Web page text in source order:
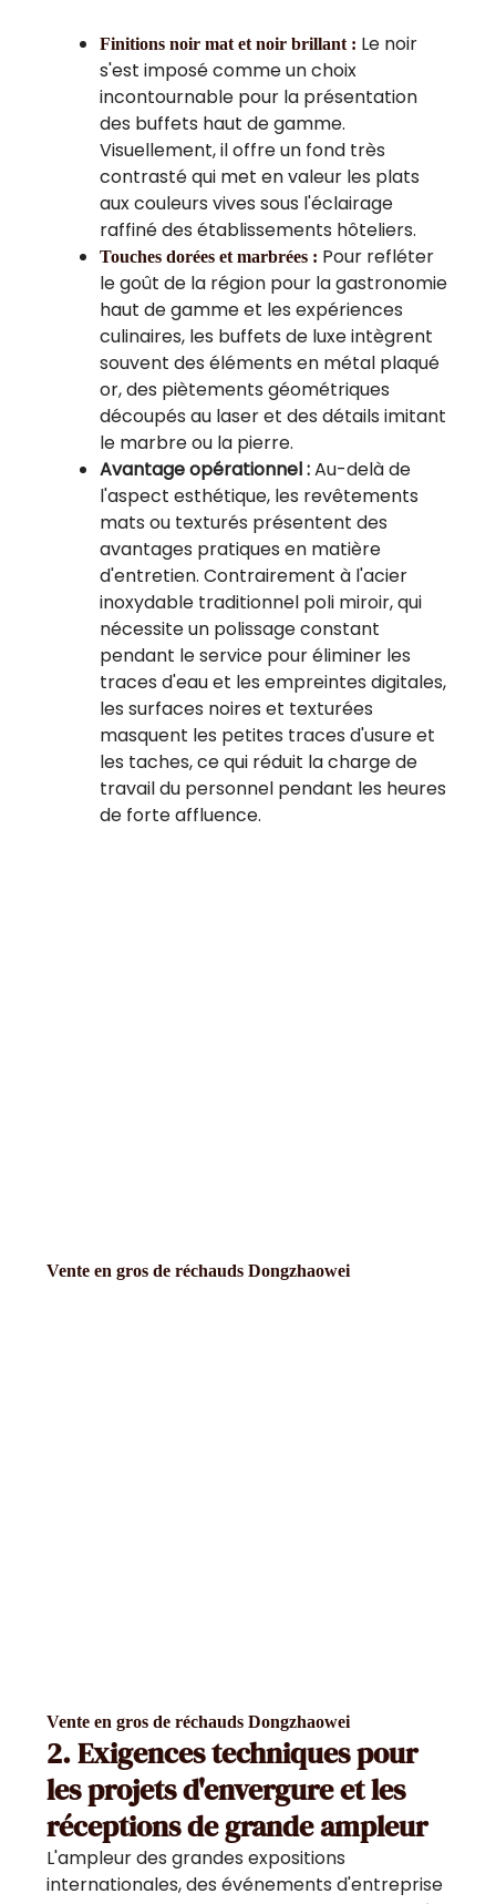
Finitions noir mat et noir brillant : Le noir
s'est imposé comme un choix
incontournable pour la présentation
des buffets haut de gamme.
Visuellement, il offre un fond très
contrasté qui met en valeur les plats
aux couleurs vives sous l'éclairage
raffiné des établissements hôteliers.
Touches dorées et marbrées : Pour refléter
le goût de la région pour la gastronomie
haut de gamme et les expériences
culinaires, les buffets de luxe intègrent
souvent des éléments en métal plaqué
or, des piètements géométriques
découpés au laser et des détails imitant
le marbre ou la pierre.
Avantage opérationnel :Au-delà de
l'aspect esthétique, les revêtements
mats ou texturés présentent des
avantages pratiques en matière
d'entretien. Contrairement à l'acier
inoxydable traditionnel poli miroir, qui
nécessite un polissage constant
pendant le service pour éliminer les
traces d'eau et les empreintes digitales,
les surfaces noires et texturées
masquent les petites traces d'usure et
les taches, ce qui réduit la charge de
travail du personnel pendant les heures
de forte affluence.
Vente en gros de réchauds Dongzhaowei
Vente en gros de réchauds Dongzhaowei
2. Exigences techniques pour
les projets d'envergure et les
réceptions de grande ampleur
L'ampleur des grandes expositions
internationales, des événements d'entreprise